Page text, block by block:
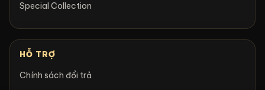
Special Collection
HỖ TRỢ
Chính sách đổi trả